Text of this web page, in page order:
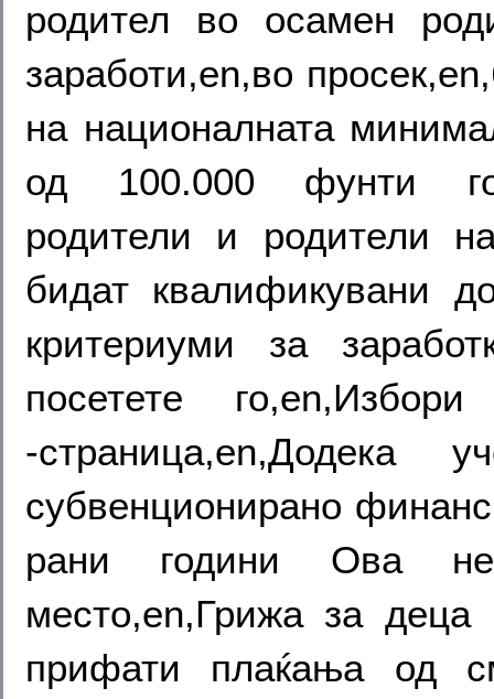
родител во осамен
заработи,en,во
на националната
од 100.000 фунти
родители и родители
бидат квалификувани
критериуми за
посетете
-страница,en,Додека
субвенционирано
рани години Ова не
место,en,Грижа за деца
прифати плаќања од